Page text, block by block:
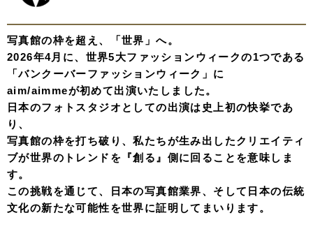
写真館の枠を超え、「世界」へ。
2026年4月に、世界5大ファッションウィークの1つである
「バンクーバーファッションウィーク」に
aim/aimmeが初めて出演いたしました。
日本のフォトスタジオとしての出演は史上初の快挙であ
り、
写真館の枠を打ち破り、私たちが生み出したクリエイティ
ブが世界のトレンドを『創る』側に回ることを意味しま
す。
この挑戦を通じて、日本の写真館業界、そして日本の伝統
文化の新たな可能性を世界に証明してまいります。